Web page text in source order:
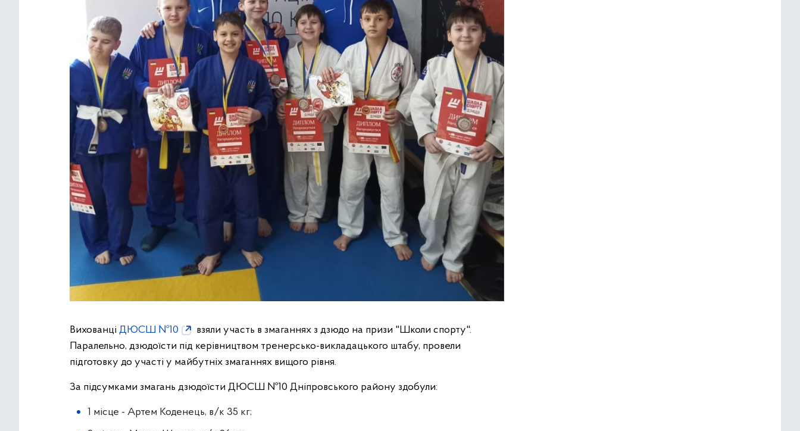
Вихованці ДЮСШ №10
взяли участь в змаганнях з дзюдо на призи "Школи спорту".
Паралельно, дзюдоїсти під керівництвом тренерсько-викладацького штабу, провели
підготовку до участі у майбутніх змаганнях вищого рівня.
За підсумками змагань дзюдоїсти ДЮСШ №10 Дніпровського району здобули:
1 місце - Артем Коденець, в/к 35 кг;